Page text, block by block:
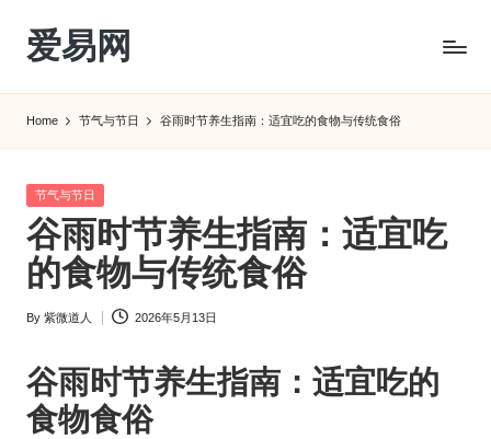
Skip
content
爱易网
转
农
历
阴
历
Home 节气与节日 谷雨时节养生指南：适宜吃的食物与传统食俗
Posted
节气与节日
谷雨时节养生指南：适宜吃
的食物与传统食俗
Posted
By 紫微道人 2026年5月13日
谷雨时节养生指南：适宜吃的
食物食俗